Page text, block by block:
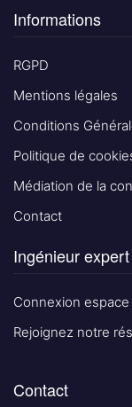
Informations
RGPD
Mentions légales
Conditions
Politique de
Médiation de la
Contact
Ingénieur
Connexion
Rejoignez notre
Contact